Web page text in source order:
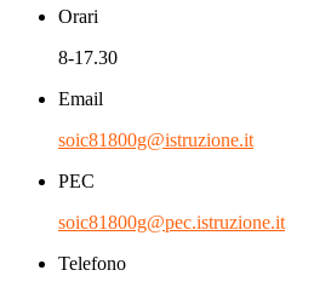
Orari
8-17.30
Email
soic81800g@istruzione.it
PEC
soic81800g@pec.istruzione.it
Telefono